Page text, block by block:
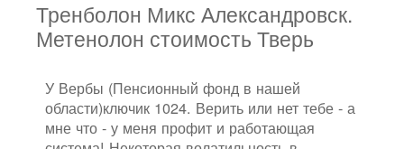
Тренболон Микс Александровск.
Метенолон стоимость Тверь
У Вербы (Пенсионный фонд в нашей
области)ключик 1024. Верить или нет тебе - а
мне что - у меня профит и работающая